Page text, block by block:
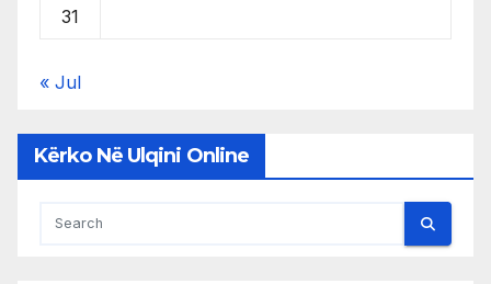
31
« Jul
Kërko Në Ulqini Online